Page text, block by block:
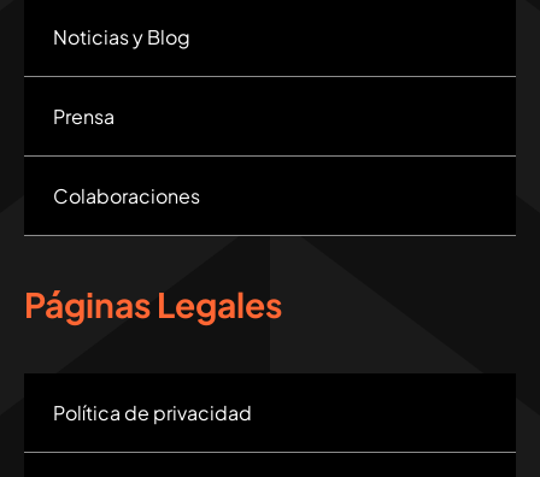
Noticias y Blog
Prensa
Colaboraciones
Páginas Legales
Política de privacidad